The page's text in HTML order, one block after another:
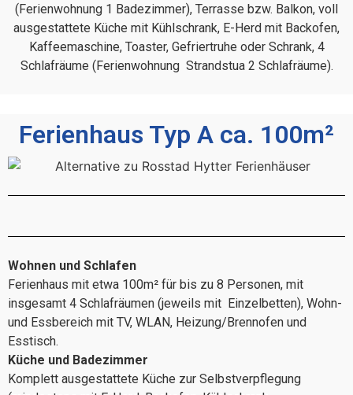
(Ferienwohnung 1 Badezimmer), Terrasse bzw. Balkon, voll
ausgestattete Küche mit Kühlschrank, E-Herd mit Backofen,
Kaffeemaschine, Toaster, Gefriertruhe oder Schrank, 4
Schlafräume (Ferienwohnung Strandstua 2 Schlafräume).
Ferienhaus Typ A ca. 100m²
Wohnen und Schlafen
Ferienhaus mit etwa 100m² für bis zu 8 Personen, mit
insgesamt 4 Schlafräumen (jeweils mit Einzelbetten), Wohn-
und Essbereich mit TV, WLAN, Heizung/Brennofen und
Esstisch.
Küche und Badezimmer
Komplett ausgestattete Küche zur Selbstverpflegung